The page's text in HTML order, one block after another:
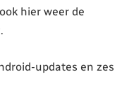
hier weer de
updates en zes